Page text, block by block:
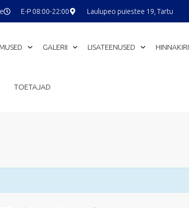
E-P 08:00-22:00 Laulupeo puiestee 19, Tartu
GALERII LISATEENUSED HINNAKIRI
TOETAJAD